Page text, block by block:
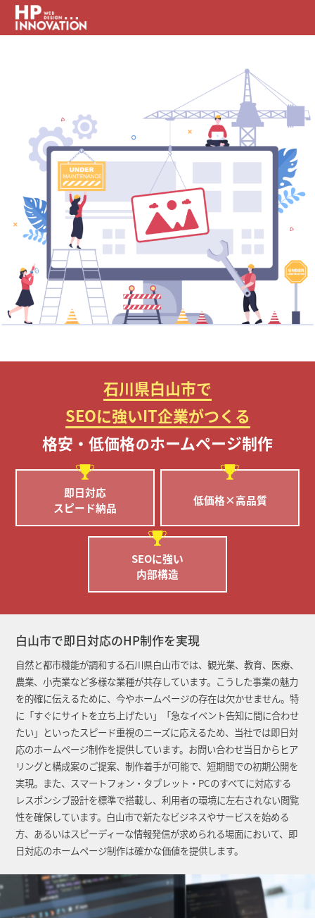
石川県白山市で
SEOに強いIT企業がつくる
格安・低価格のホームページ制作
即日対応
スピード納品
低価格×高品質
SEOに強い
内部構造
白山市で即日対応のHP制作を実現
自然と都市機能が調和する石川県白山市では、観光業、教育、医療、
農業、小売業など多様な業種が共存しています。こうした事業の魅力
を的確に伝えるために、今やホームページの存在は欠かせません。特
に「すぐにサイトを立ち上げたい」「急なイベント告知に間に合わせ
たい」といったスピード重視のニーズに応えるため、当社では即日対
応のホームページ制作を提供しています。お問い合わせ当日からヒア
リングと構成案のご提案、制作着手が可能で、短期間での初期公開を
実現。また、スマートフォン・タブレット・PCのすべてに対応する
レスポンシブ設計を標準で搭載し、利用者の環境に左右されない閲覧
性を確保しています。白山市で新たなビジネスやサービスを始める
方、あるいはスピーディーな情報発信が求められる場面において、即
日対応のホームページ制作は確かな価値を提供します。